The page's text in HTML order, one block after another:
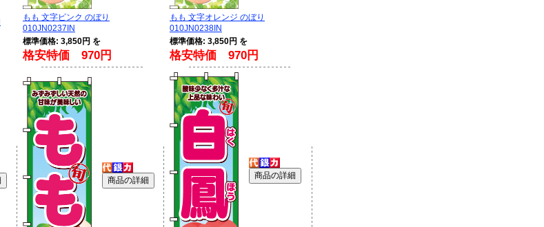
もも 文字ピンク のぼり
010JN0237IN
標準価格: 3,850円 を
格安特価 970円
もも 文字オレンジ のぼり
010JN0238IN
標準価格: 3,850円 を
格安特価 970円